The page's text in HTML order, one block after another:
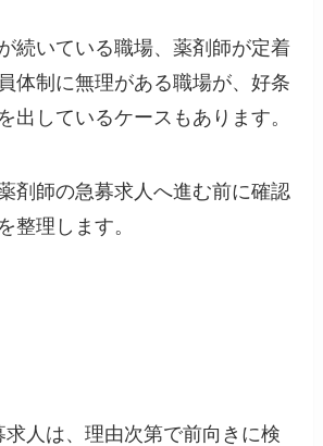
続いている職場、薬剤師が定着
体制に無理がある職場が、好条
出しているケースもあります。
剤師の急募求人へ進む前に確認
整理します。
求人は、理由次第で前向きに検